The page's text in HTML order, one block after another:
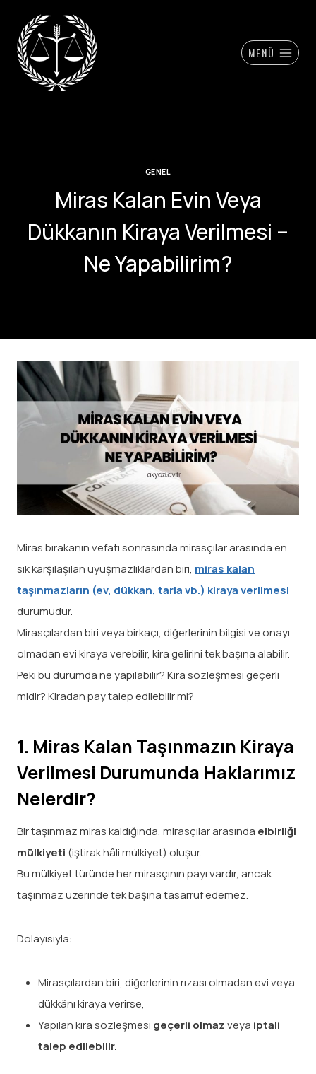
content
MENÜ
GENEL
Miras Kalan Evin Veya
Dükkanın Kiraya Verilmesi –
Ne Yapabilirim?
Miras bırakanın vefatı sonrasında mirasçılar arasında en
sık karşılaşılan uyuşmazlıklardan biri, miras kalan
taşınmazların (ev, dükkan, tarla vb.) kiraya verilmesi
durumudur.
Mirasçılardan biri veya birkaçı, diğerlerinin bilgisi ve onayı
olmadan evi kiraya verebilir, kira gelirini tek başına alabilir.
Peki bu durumda ne yapılabilir? Kira sözleşmesi geçerli
midir? Kiradan pay talep edilebilir mi?
1. Miras Kalan Taşınmazın Kiraya
Verilmesi Durumunda Haklarımız
Nelerdir?
Bir taşınmaz miras kaldığında, mirasçılar arasında elbirliği
mülkiyeti (iştirak hâli mülkiyet) oluşur.
Bu mülkiyet türünde her mirasçının payı vardır, ancak
taşınmaz üzerinde tek başına tasarruf edemez.
Dolayısıyla:
Mirasçılardan biri, diğerlerinin rızası olmadan evi veya
dükkânı kiraya verirse,
Yapılan kira sözleşmesi geçerli olmazveya iptali
talep edilebilir.